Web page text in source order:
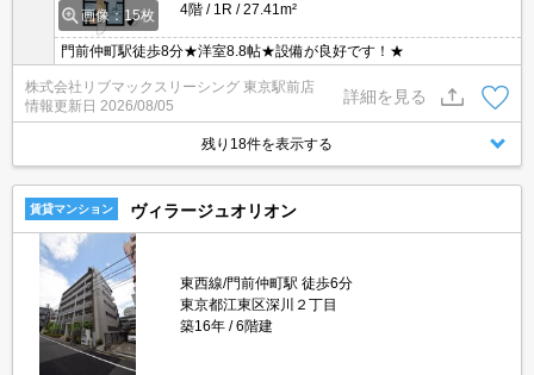
画像：15枚
4階
1R 27.41m²
門前仲町駅徒歩8分★洋室8.8帖★設備が良好です！★
株式会社リブマックスリーシング 東京駅前店
情報更新日 2026/08/05
詳細を見る
残り18件を表示する
賃貸マンション ヴィラージュオリオン
東西線/門前仲町駅 徒歩6分
東京都江東区深川２丁目
築16年
6階建